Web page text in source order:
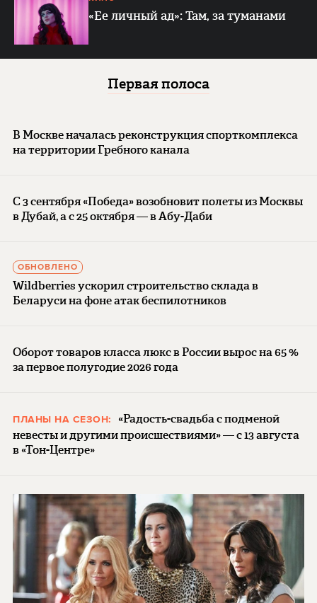
«Ее личный ад»: Там, за туманами
Первая полоса
В Москве началась реконструкция спорткомплекса
на территории Гребного канала
С 3 сентября «Победа» возобновит полеты из Москвы
в Дубай, а с 25 октября — в Абу-Даби
ОБНОВЛЕНО
Wildberries ускорил строительство склада в
Беларуси на фоне атак беспилотников
Оборот товаров класса люкс в России вырос на 65 %
за первое полугодие 2026 года
ПЛАНЫ НА СЕЗОН:
«Радость-свадьба с подменой
невесты и другими происшествиями» — с 13 августа
в «Тон-Центре»